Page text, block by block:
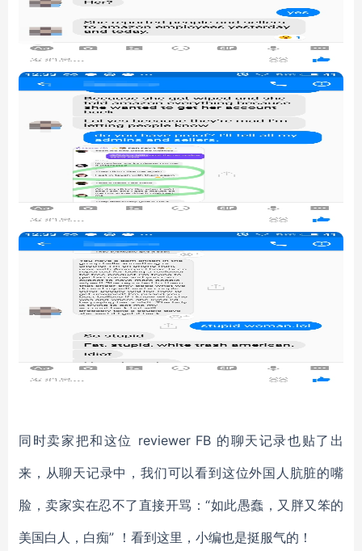
同时卖家把和这位 reviewer FB 的聊天记录也贴了出
来，从聊天记录中，我们可以看到这位外国人肮脏的嘴
脸，卖家实在忍不了直接开骂：“如此愚蠢，又胖又笨的
美国白人，白痴” ！看到这里，小编也是挺服气的！